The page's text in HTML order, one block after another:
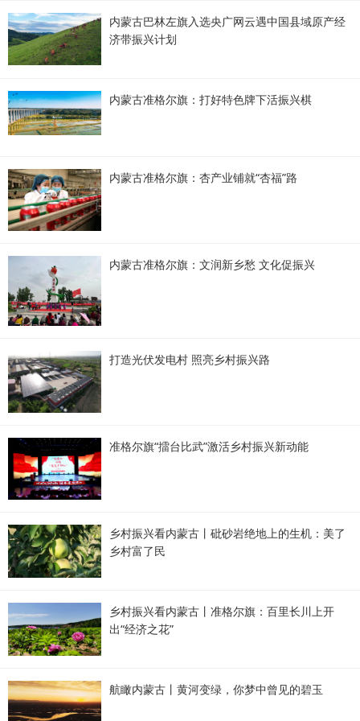
内蒙古巴林左旗入选央广网云遇中国县域原产经
济带振兴计划
内蒙古准格尔旗：打好特色牌下活振兴棋
内蒙古准格尔旗：杏产业铺就“杏福”路
内蒙古准格尔旗：文润新乡愁 文化促振兴
打造光伏发电村 照亮乡村振兴路
准格尔旗“擂台比武”激活乡村振兴新动能
乡村振兴看内蒙古丨砒砂岩绝地上的生机：美了
乡村富了民
乡村振兴看内蒙古丨准格尔旗：百里长川上开
出“经济之花”
航瞰内蒙古丨黄河变绿，你梦中曾见的碧玉